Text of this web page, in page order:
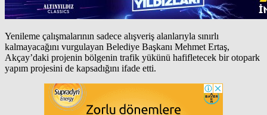
Yenileme çalışmalarının sadece alışveriş alanlarıyla sınırlı
kalmayacağını vurgulayan Belediye Başkanı Mehmet Ertaş,
Akçay’daki projenin bölgenin trafik yükünü hafifletecek bir otopark
yapım projesini de kapsadığını ifade etti.